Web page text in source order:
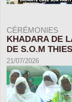
CÉRÉMONIES
KHADARA DE
DE S.O.M THIES
21/07/2026